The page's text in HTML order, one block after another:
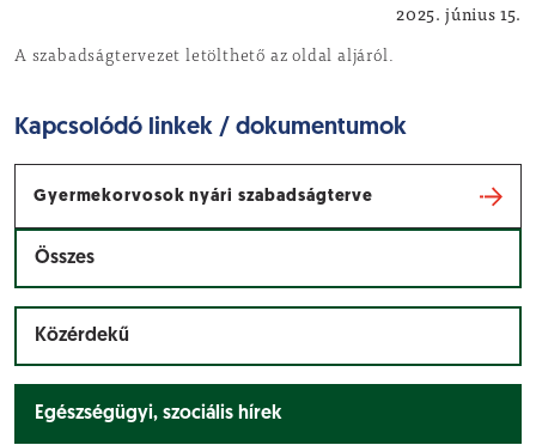
2025. június 15.
A szabadságtervezet letölthető az oldal aljáról.
Kapcsolódó linkek / dokumentumok
Gyermekorvosok nyári szabadságterve
Összes
Közérdekű
Egészségügyi, szociális hírek